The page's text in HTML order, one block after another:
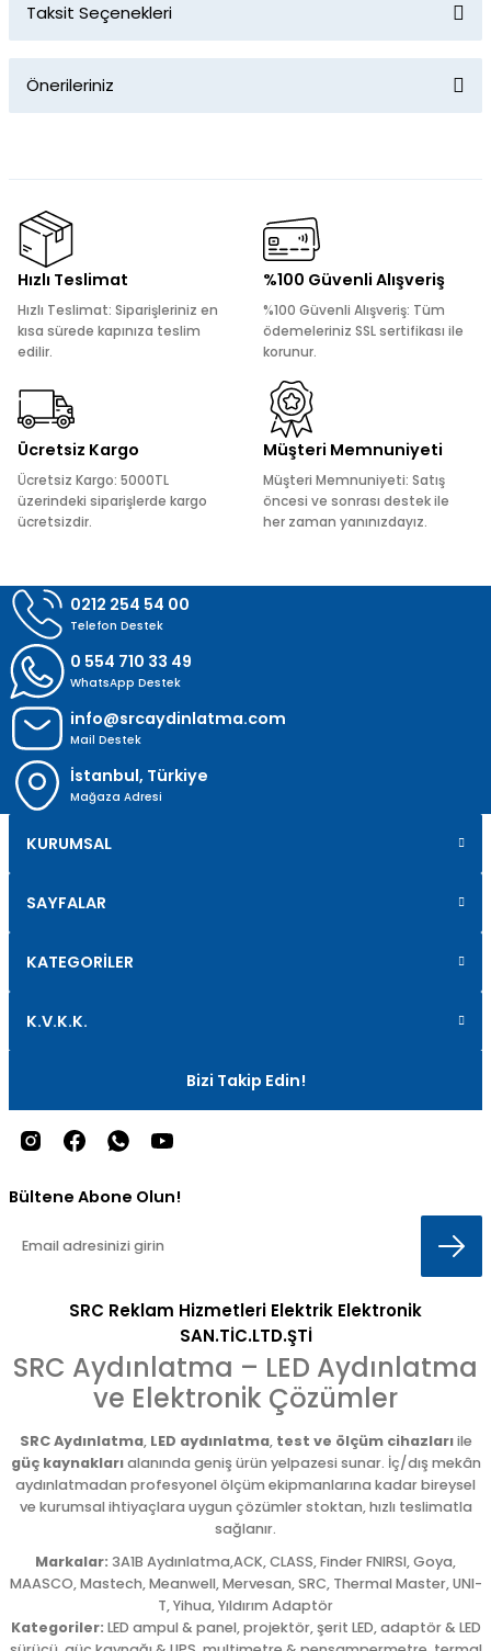
Taksit Seçenekleri
Önerileriniz
kullanarak tarafımıza iletebilirsiniz.
Görüş ve önerileriniz için teşekkür ederiz.
Ürün resmi kalitesiz, bozuk veya görüntülenemiyor.
Ürün bilgilerinde hatalar bulunuyor.
Ürün fiyatı diğer sitelerden daha pahalı.
Bu ürüne benzer farklı alternatifler olmalı.
Hızlı Teslimat
Hızlı Teslimat: Siparişleriniz en
kısa sürede kapınıza teslim
edilir.
%100 Güvenli Alışveriş
%100 Güvenli Alışveriş: Tüm
ödemeleriniz SSL sertifikası ile
korunur.
Ücretsiz Kargo
Ücretsiz Kargo: 5000TL
üzerindeki siparişlerde kargo
ücretsizdir.
Müşteri Memnuniyeti
Müşteri Memnuniyeti: Satış
öncesi ve sonrası destek ile
her zaman yanınızdayız.
0212 254 54 00
Telefon Destek
0 554 710 33 49
WhatsApp Destek
info@srcaydinlatma.com
Mail Destek
İstanbul, Türkiye
Mağaza Adresi
KURUMSAL
SAYFALAR
KATEGORİLER
K.V.K.K.
Bizi Takip Edin!
Bültene Abone Olun!
SRC Reklam Hizmetleri Elektrik Elektronik
SAN.TİC.LTD.ŞTİ
SRC Aydınlatma – LED Aydınlatma
ve Elektronik Çözümler
SRC Aydınlatma, LED aydınlatma, test ve ölçüm cihazlarıile
güç kaynaklarıalanında geniş ürün yelpazesi sunar. İç/dış mekân
aydınlatmadan profesyonel ölçüm ekipmanlarına kadar bireysel
ve kurumsal ihtiyaçlara uygun çözümler stoktan, hızlı teslimatla
sağlanır.
Markalar: 3A1B Aydınlatma,ACK, CLASS, Finder FNIRSI, Goya,
MAASCO, Mastech, Meanwell, Mervesan, SRC, Thermal Master, UNI-
T, Yihua, Yıldırım Adaptör
Kategoriler: LED ampul & panel, projektör, şerit LED, adaptör & LED